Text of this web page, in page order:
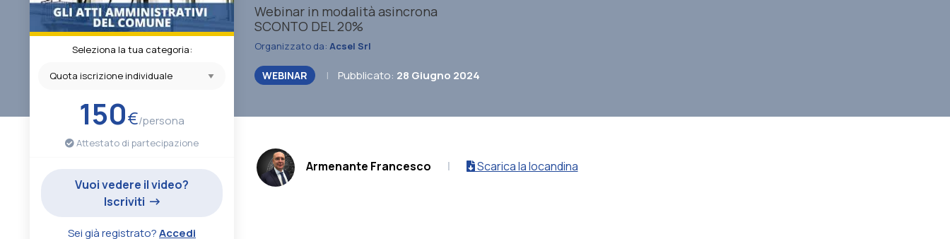
Seleziona la tua categoria:
150€/persona
Attestato di partecipazione
Vuoi vedere il video?
Iscriviti
Sei già registrato?Accedi
Webinar in modalità asincrona
SCONTO DEL 20%
Organizzato da: Acsel Srl
WEBINAR | Pubblicato: 28 Giugno 2024
Armenante Francesco
| Scarica la locandina